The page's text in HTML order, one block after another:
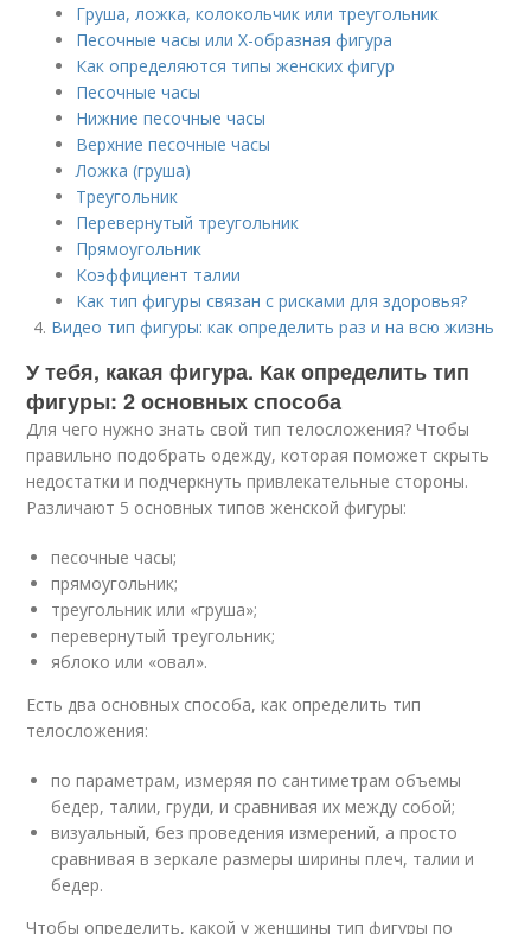
Груша, ложка, колокольчик или треугольник
Песочные часы или Х-образная фигура
Как определяются типы женских фигур
Песочные часы
Нижние песочные часы
Верхние песочные часы
Ложка (груша)
Треугольник
Перевернутый треугольник
Прямоугольник
Коэффициент талии
Как тип фигуры связан с рисками для здоровья?
Видео тип фигуры: как определить раз и на всю жизнь
У тебя, какая фигура. Как определить тип
фигуры: 2 основных способа
Для чего нужно знать свой тип телосложения? Чтобы
правильно подобрать одежду, которая поможет скрыть
недостатки и подчеркнуть привлекательные стороны.
Различают 5 основных типов женской фигуры:
песочные часы;
прямоугольник;
треугольник или «груша»;
перевернутый треугольник;
яблоко или «овал».
Есть два основных способа, как определить тип
телосложения:
по параметрам, измеряя по сантиметрам объемы
бедер, талии, груди, и сравнивая их между собой;
визуальный, без проведения измерений, а просто
сравнивая в зеркале размеры ширины плеч, талии и
бедер.
Чтобы определить, какой у женщины тип фигуры по